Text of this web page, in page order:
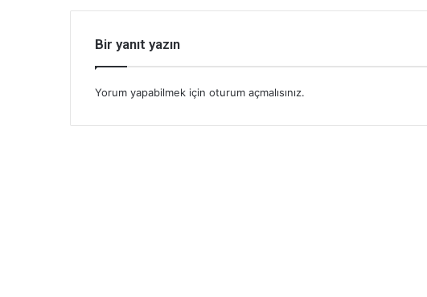
Bir yanıt yazın
Yorum yapabilmek için oturum açmalısınız.